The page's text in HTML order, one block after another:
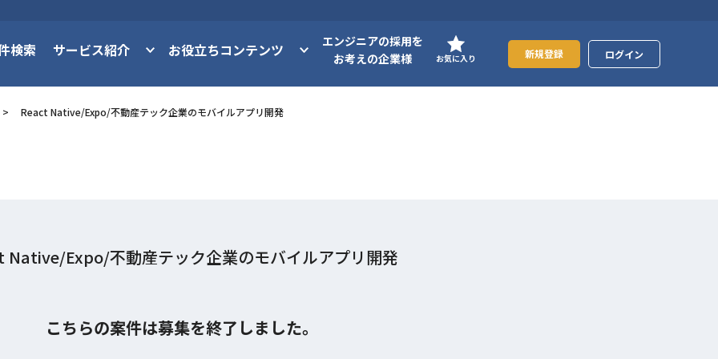
検索 サービス紹介 お役立ちコンテンツ
エンジニアの採用を
お考えの企業様
お気に入り 新規登録 ログイン
React Native/Expo/不動産テック企業のモバイルアプリ開発
Native/Expo/不動産テック企業のモバイルアプリ開発
こちらの案件は募集を終了しました。